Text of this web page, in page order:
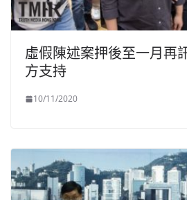
虛假陳述案押後至一月再
方支持
10/11/2020